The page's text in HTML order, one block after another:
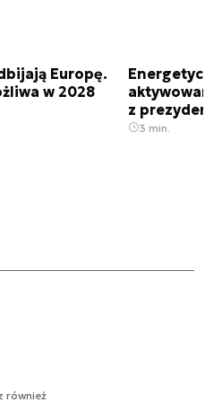
Europę.
w 2028
z
3 min.
również